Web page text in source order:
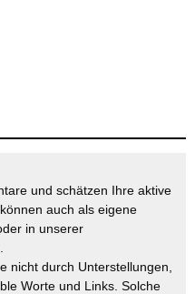
und schätzen Ihre aktive
auch als eigene
in unserer
nicht durch Unterstellungen,
Worte und Links. Solche